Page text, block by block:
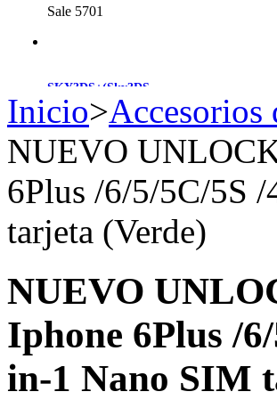
Sale 5701
SKY3DS+(Sky3DS...
45,90 €
Nintendo Switch...
48,50 €
Sale 2913
Inicio>Accesorios
NUEVO
6Plus /6/5/5C/5S
tarjeta (Verde)
NUEVO
Iphone 6Plus /
in-1 Nano SIM